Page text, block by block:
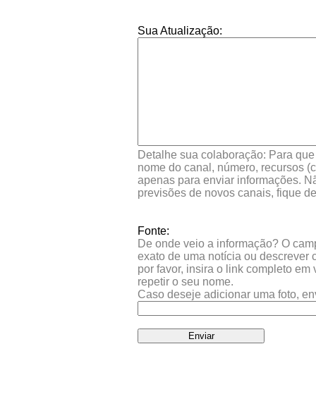
Sua Atualização:
Detalhe sua colaboração: Para
nome do canal, número, recursos
apenas para enviar informações.
previsões de novos canais, fique
Fonte:
De onde veio a informação? O
exato de uma notícia ou descrever
por favor, insira o link completo
repetir o seu nome.
Caso deseje adicionar uma foto,